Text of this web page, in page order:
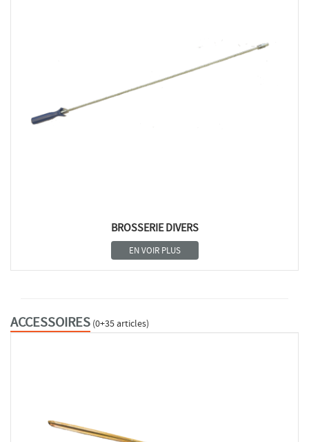
BROSSERIE DIVERS
EN VOIR PLUS
ACCESSOIRES (0+35 articles)